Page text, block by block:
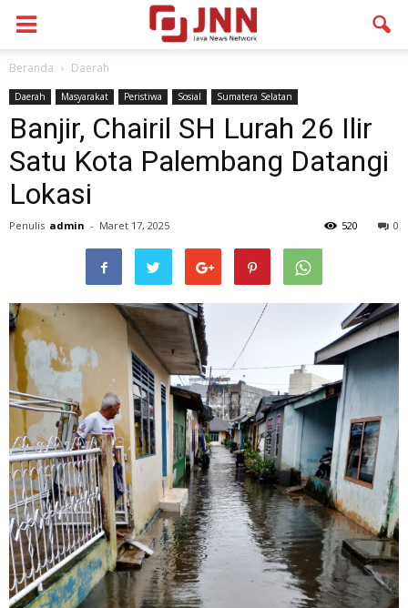
Beranda Daerah
Daerah Masyarakat Peristiwa Sosial Sumatera Selatan
Banjir, Chairil SH Lurah 26 Ilir
Satu Kota Palembang Datangi
Lokasi
Penulis admin - Maret 17, 2025 0
520